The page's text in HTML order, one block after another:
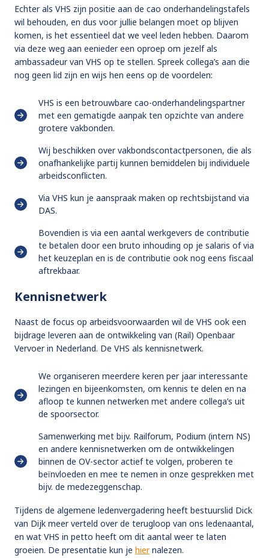
Echter als VHS zijn positie aan de cao onderhandelingstafels
wil behouden, en dus voor jullie belangen moet op blijven
komen, is het essentieel dat we veel leden hebben. Daarom
via deze weg aan eenieder een oproep om jezelf als
ambassadeur van VHS op te stellen. Spreek collega’s aan die
nog geen lid zijn en wijs hen eens op de voordelen:
VHS is een betrouwbare cao-onderhandelingspartner
met een gematigde aanpak ten opzichte van andere
grotere vakbonden.
Wij beschikken over vakbondscontactpersonen, die als
onafhankelijke partij kunnen bemiddelen bij individuele
arbeidsconflicten.
Via VHS kun je aanspraak maken op rechtsbijstand via
DAS.
Bovendien is via een aantal werkgevers de contributie
te betalen door een bruto inhouding op je salaris of via
het keuzeplan en is de contributie ook nog eens fiscaal
aftrekbaar.
Kennisnetwerk
Naast de focus op arbeidsvoorwaarden wil de VHS ook een
bijdrage leveren aan de ontwikkeling van (Rail) Openbaar
Vervoer in Nederland. De VHS als kennisnetwerk.
We organiseren meerdere keren per jaar interessante
lezingen en bijeenkomsten, om kennis te delen en na
afloop te kunnen netwerken met andere collega’s uit
de spoorsector.
Samenwerking met bijv. Railforum, Podium (intern NS)
en andere kennisnetwerken om de ontwikkelingen
binnen de OV-sector actief te volgen, proberen te
beïnvloeden en mee te nemen in onze gesprekken met
bijv. de medezeggenschap.
Tijdens de algemene ledenvergadering heeft bestuurslid Dick
van Dijk meer verteld over de terugloop van ons ledenaantal,
en wat VHS in petto heeft om dit aantal weer te laten
groeien. De presentatie kun je hiernalezen.